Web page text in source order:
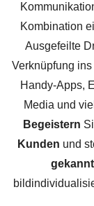
Kombination
Ausgefeilte
Verknüpfung ins
Handy-Apps,
Media und
Begeistern
Kunden und